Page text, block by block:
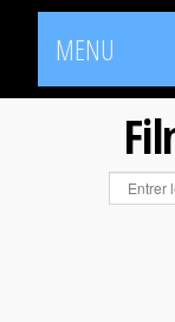
MENU